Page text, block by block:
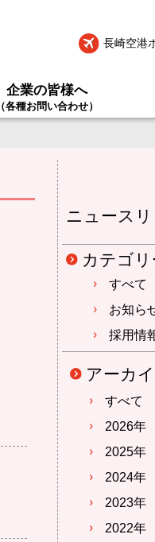
長崎空港
企業の皆様へ
（各種お問い合わせ）
ニュースリ
カテゴリ
すべて
お知ら
採用情
アーカ
すべて
2026年
2025年
2024年
2023年
2022年